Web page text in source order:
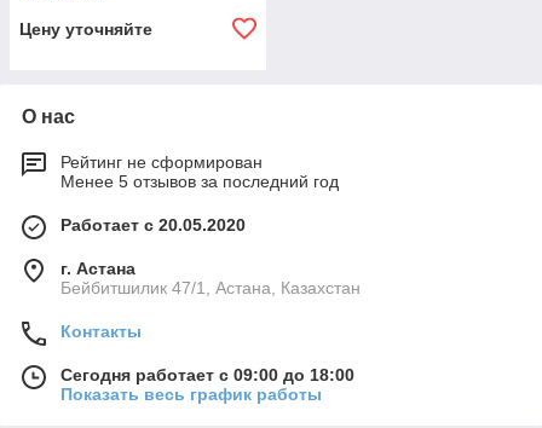
Цену уточняйте
О нас
Рейтинг не сформирован
Менее 5 отзывов за последний год
Работает с 20.05.2020
г. Астана
Бейбитшилик 47/1, Астана, Казахстан
Контакты
Сегодня работает с 09:00 до 18:00
Показать весь график работы